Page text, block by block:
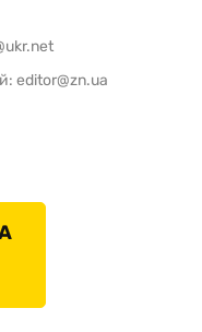
editor@zn.ua